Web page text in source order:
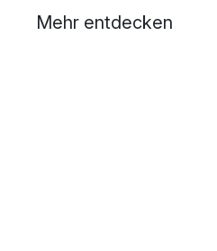
Mehr entdecken